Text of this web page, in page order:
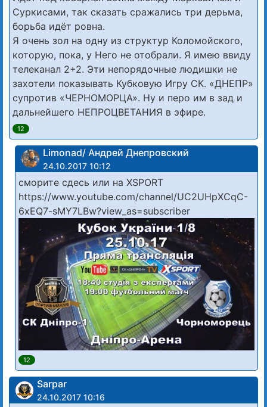
Суркисами, так сказать сражались три дерьма,
борьба идёт ровна.
Я очень зол на одну из структур Коломойского,
которую, пока, у Него не отобрали. Я имею ввиду
телеканал 2+2. Эти непорядочные людишки не
захотели показывать Кубковую Игру СК. «ДНЕПР»
супротив «ЧЕРНОМОРЦА». Ну и перо им в зад и
дальнейшего НЕПРОЦВЕТАНИЯ в эфире.
12
Limonad/ Андрей Днепровский
24.10.2017 10:12
сморите сдесь или на XSPORT
https://www.youtube.com/channel/UC2UHpXCqC-
6xEQ7-sMY7LBw?view_as=subscriber
12
Sarpar
24.10.2017 10:16